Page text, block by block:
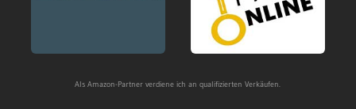
Als Amazon-Partner verdiene ich an qualifizierten Verkäufen.